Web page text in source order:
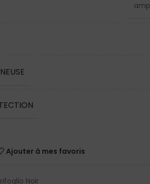
Ajouter à mes favoris
Noir